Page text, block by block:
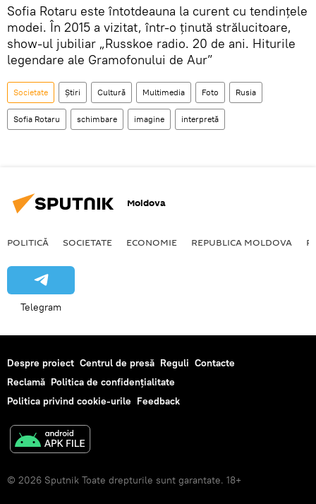
Sofia Rotaru este întotdeauna la curent cu tendințele
modei. În 2015 a vizitat, într-o ținută strălucitoare,
show-ul jubiliar „Russkoe radio. 20 de ani. Hiturile
legendare ale Gramofonului de Aur”
Societate Știri Cultură Multimedia Foto Rusia
Sofia Rotaru schimbare imagine interpretă
Moldova
POLITICĂ SOCIETATE ECONOMIE REPUBLICA MOLDOVA
Telegram
Despre proiect Centrul de presă Reguli Contacte
Reclamă Politica de confidențialitate
Politica privind cookie-urile Feedback
© 2026 Sputnik Toate drepturile sunt garantate. 18+